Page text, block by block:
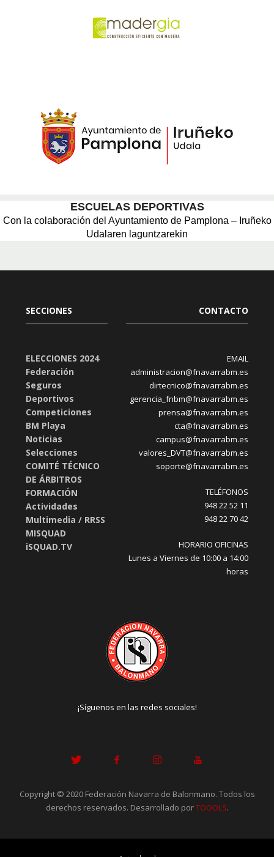
ESCUELAS DEPORTIVAS
Con la colaboración del Ayuntamiento de Pamplona – Iruñeko
Udalaren laguntzarekin
SECCIONES
ELECCIONES 2024
Federación
Seguros
Deportivos
Competiciones
BM Playa
Noticias
Selecciones
COMITÉ TÉCNICO
DE ÁRBITROS
FORMACIÓN
Actividades
Multimedia / RRSS
MISQUAD
iSQUAD.TV
CONTACTO
EMAIL
administracion@fnavarrabm.es
dirtecnico@fnavarrabm.es
gerencia_fnbm@fnavarrabm.es
prensa@fnavarrabm.es
cta@fnavarrabm.es
campus@fnavarrabm.es
valores_DVT@fnavarrabm.es
soporte@fnavarrabm.es
TELÉFONOS
948 22 52 11
948 22 70 42
HORARIO OFICINAS
Lunes a Viernes de 10:00 a 14:00
horas
¡Síguenos en las redes sociales!
Copyright © 2020 Federación Navarra de Balonmano. Todos los
derechos reservados. Desarrollado porTOOOLS.